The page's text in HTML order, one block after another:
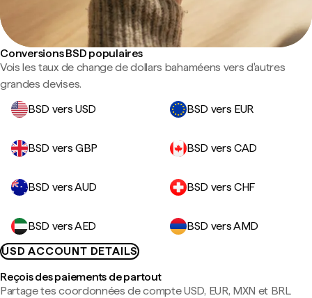
Conversions BSD populaires
Vois les taux de change de dollars bahaméens vers d'autres
grandes devises.
BSD vers USD
BSD vers EUR
BSD vers GBP BSD vers CAD
BSD vers AUD BSD vers CHF
BSD vers AED
BSD vers AMD
USD ACCOUNT DETAILS
Reçois des paiements de partout
Partage tes coordonnées de compte USD, EUR, MXN et BRL